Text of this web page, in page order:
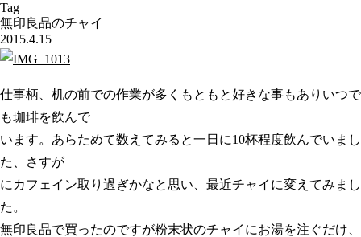
Tag
無印良品のチャイ
2015.4.15
仕事柄、机の前での作業が多くもともと好きな事もありいつで
も珈琲を飲んで
います。あらためて数えてみると一日に10杯程度飲んでいまし
た、さすが
にカフェイン取り過ぎかなと思い、最近チャイに変えてみまし
た。
無印良品で買ったのですが粉末状のチャイにお湯を注ぐだけ、